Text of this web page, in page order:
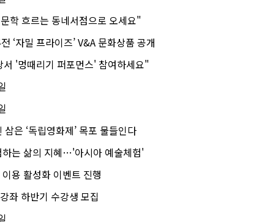
문학 흐르는 동네서점으로 오세요"
‘자밀 프라이즈’ V&A 문화상품 공개
서 '멍때리기 퍼포먼스' 참여하세요"
은 ‘독립영화제’ 목포 물들인다
하는 삶의 지혜…'아시아 예술체험'
용 활성화 이벤트 진행
좌 하반기 수강생 모집